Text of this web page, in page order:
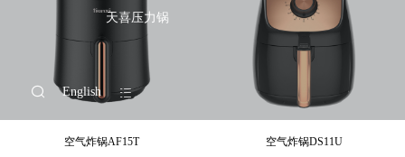
天喜压力锅
English
空气炸锅AF15T 空气炸锅DS11U